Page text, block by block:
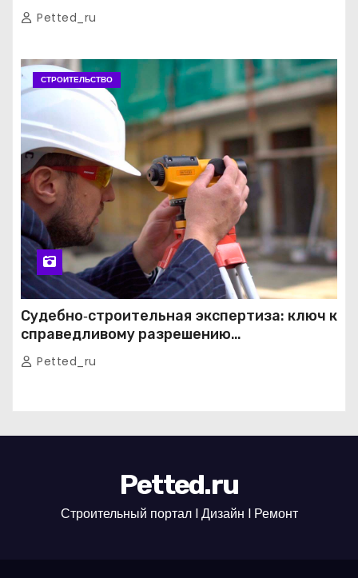
Petted_ru
СТРОИТЕЛЬСТВО
Судебно‑строительная экспертиза: ключ к
справедливому разрешению
строительных споров
Petted_ru
Petted.ru
Строительный портал l Дизайн l Ремонт